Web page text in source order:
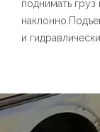
поднимать груз
и